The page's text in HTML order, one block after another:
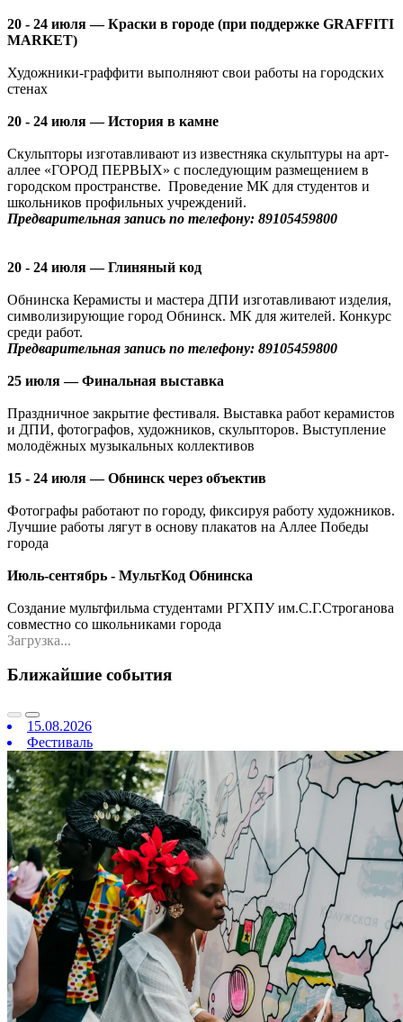
20 - 24 июля — Краски в городе (при поддержке GRAFFITI
MARKET)
Художники-граффити выполняют свои работы на городских
стенах
20 - 24 июля — История в камне
Скульпторы изготавливают из известняка скульптуры на арт-
аллее «ГОРОД ПЕРВЫХ» с последующим размещением в
городском пространстве. Проведение МК для студентов и
школьников профильных учреждений.
Предварительная запись по телефону: 89105459800
20 - 24 июля — Глиняный код
Обнинска Керамисты и мастера ДПИ изготавливают изделия,
символизирующие город Обнинск. МК для жителей. Конкурс
среди работ.
Предварительная запись по телефону: 89105459800
25 июля — Финальная выставка
Праздничное закрытие фестиваля. Выставка работ керамистов
и ДПИ, фотографов, художников, скульпторов. Выступление
молодёжных музыкальных коллективов
15 - 24 июля — Обнинск через объектив
Фотографы работают по городу, фиксируя работу художников.
Лучшие работы лягут в основу плакатов на Аллее Победы
города
Июль-сентябрь - МультКод Обнинска
Создание мультфильма студентами РГХПУ им.С.Г.Строганова
совместно со школьниками города
Загрузка...
Ближайшие события
15.08.2026
Фестиваль